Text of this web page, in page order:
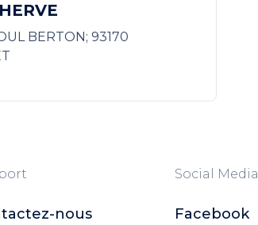
BERTON; 93170
nous
Social Media
Facebook